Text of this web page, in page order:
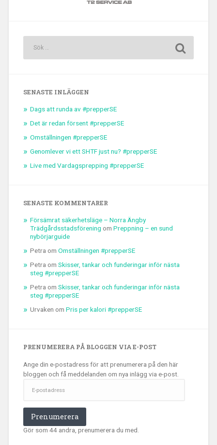
SENASTE INLÄGGEN
Dags att runda av #prepperSE
Det är redan försent #prepperSE
Omställningen #prepperSE
Genomlever vi ett SHTF just nu? #prepperSE
Live med Vardagsprepping #prepperSE
SENASTE KOMMENTARER
Försämrat säkerhetsläge – Norra Ängby
Trädgårdsstadsförening om Preppning – en sund
nybörjarguide
Petra om Omställningen #prepperSE
Petra om Skisser, tankar och funderingar inför nästa
steg #prepperSE
Petra om Skisser, tankar och funderingar inför nästa
steg #prepperSE
Urvaken om Pris per kalori #prepperSE
PRENUMERERA PÅ BLOGGEN VIA E-POST
Ange din e-postadress för att prenumerera på den här
bloggen och få meddelanden om nya inlägg via e-post.
postadress
Prenumerera
Gör som 44 andra, prenumerera du med.